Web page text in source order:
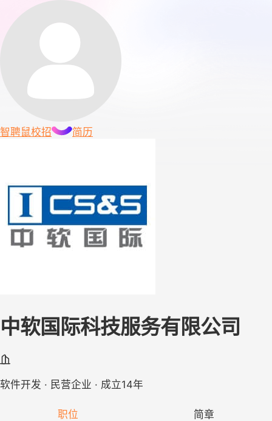
智聘鼠校招 简历
中软国际科技服务有限公司
软件开发 · 民营企业 · 成立14年
职位 简章